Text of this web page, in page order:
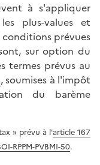
à s'appliquer
plus-values et
conditions prévues
sur option du
termes prévus au
, soumises à l'impôt
du barème
» prévu à l'article 167
RPPM-PVBMI-50.